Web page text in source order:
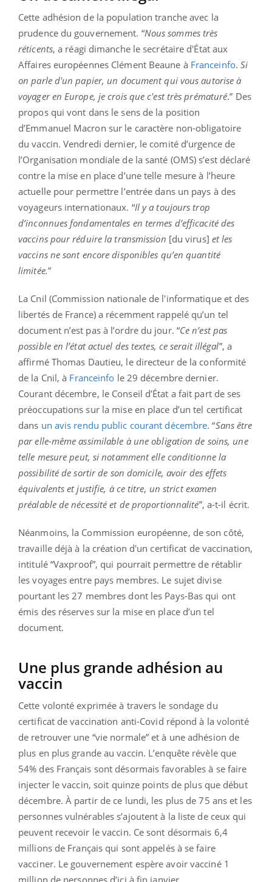
Cette adhésion de la population tranche avec la
prudence du gouvernement. “Nous sommes très
réticents, a réagi dimanche le secrétaire d'État aux
Affaires européennes Clément Beaune à Franceinfo.Si
on parle d'un papier, un document qui vous autorise à
voyager en Europe, je crois que c'est très prématuré.” Des
propos qui vont dans le sens de la position
d’Emmanuel Macron sur le caractère non-obligatoire
du vaccin. Vendredi dernier, le comité d’urgence de
l’Organisation mondiale de la santé (OMS) s’est déclaré
contre la mise en place d’une telle mesure à l’heure
actuelle pour permettre l’entrée dans un pays à des
voyageurs internationaux. “Il y a toujours trop
d’inconnues fondamentales en termes d’efficacité des
vaccins pour réduire la transmission [du virus] et les
vaccins ne sont encore disponibles qu’en quantité
limitée.”
La Cnil (Commission nationale de l'informatique et des
libertés de France) a récemment rappelé qu’un tel
document n’est pas à l’ordre du jour. “Ce n’est pas
possible en l’état actuel des textes, ce serait illégal”, a
affirmé Thomas Dautieu, le directeur de la conformité
de la Cnil, à Franceinfo le 29 décembre dernier.
Courant décembre, le Conseil d’État a fait part de ses
préoccupations sur la mise en place d’un tel certificat
dans un avis rendu public courant décembre. “Sans être
par elle-même assimilable à une obligation de soins, une
telle mesure peut, si notamment elle conditionne la
possibilité de sortir de son domicile, avoir des effets
équivalents et justifie, à ce titre, un strict examen
préalable de nécessité et de proportionnalité”, a-t-il écrit.
Néanmoins, la Commission européenne, de son côté,
travaille déjà à la création d'un certificat de vaccination,
intitulé “Vaxproof”, qui pourrait permettre de rétablir
les voyages entre pays membres. Le sujet divise
pourtant les 27 membres dont les Pays-Bas qui ont
émis des réserves sur la mise en place d’un tel
document.
Une plus grande adhésion au
vaccin
Cette volonté exprimée à travers le sondage du
certificat de vaccination anti-Covid répond à la volonté
de retrouver une “vie normale” et à une adhésion de
plus en plus grande au vaccin. L’enquête révèle que
54% des Français sont désormais favorables à se faire
injecter le vaccin, soit quinze points de plus que début
décembre. À partir de ce lundi, les plus de 75 ans et les
personnes vulnérables s’ajoutent à la liste de ceux qui
peuvent recevoir le vaccin. Ce sont désormais 6,4
millions de Français qui sont appelés à se faire
vacciner. Le gouvernement espère avoir vacciné 1